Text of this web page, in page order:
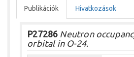
Publikációk Hivatkozások
P27286 Neutron
orbital in O-24.